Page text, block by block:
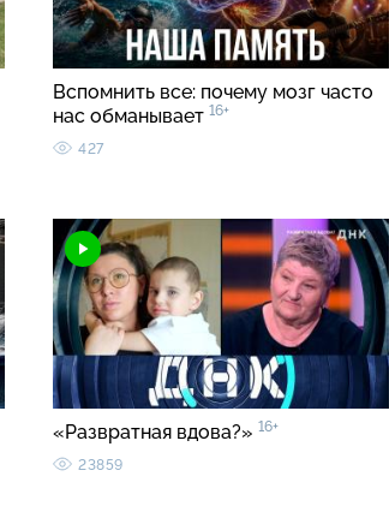
Вспомнить все: почему мозг часто
нас обманывает 16+
427
«Развратная вдова?» 16+
23859